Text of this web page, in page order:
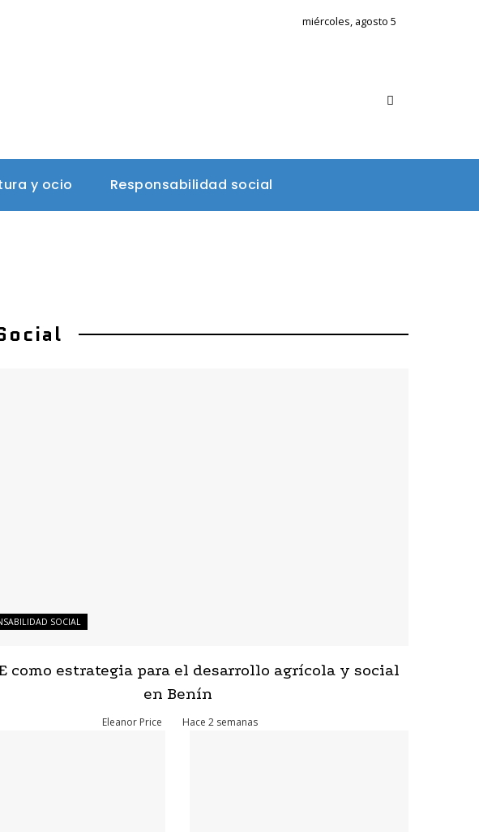
miércoles, agosto 5
y ocio Responsabilidad social
SOCIAL
como estrategia para el desarrollo agrícola y social
en Benín
Eleanor Price Hace 2 semanas